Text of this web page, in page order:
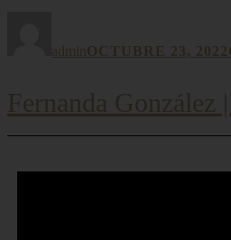
admin OCTUBRE 23, 2022
Fernanda González